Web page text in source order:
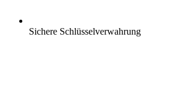
Sichere Schlüsselverwahrung